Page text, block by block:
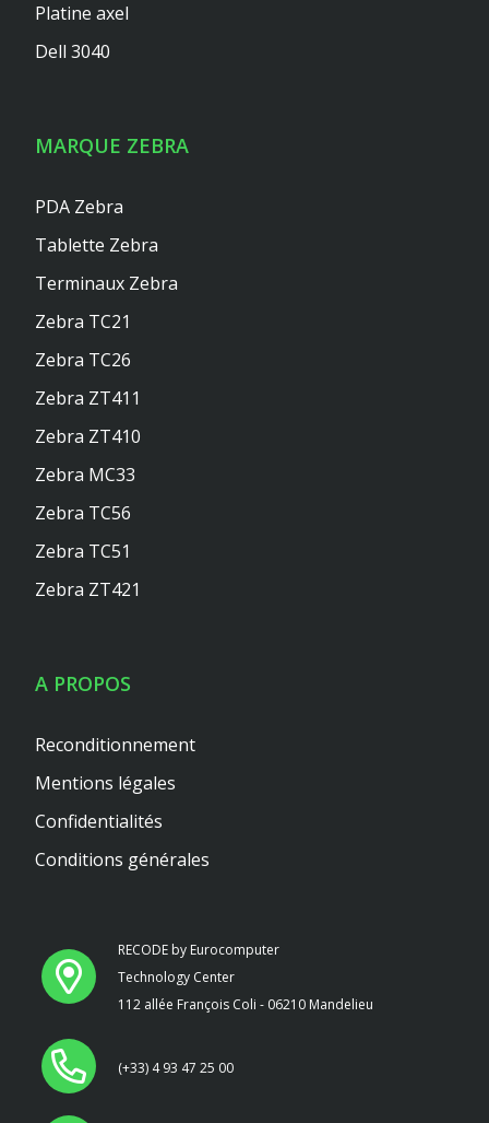
RECODE by Eurocomputer
Technology Center
112 allée François Coli - 06210 Mandelieu
(+33) 4 93 47 25 00
Platine axel
Dell 3040
MARQUE ZEBRA
PDA Zebra
Tablette Zebra
Terminaux Zebra
Zebra TC21
Zebra TC26
Zebra ZT411
Zebra ZT410
Zebra MC33
Zebra TC56
Zebra TC51
Zebra ZT421
A PROPOS
Reconditionnement
Mentions légales
Confidentialités
Conditions générales